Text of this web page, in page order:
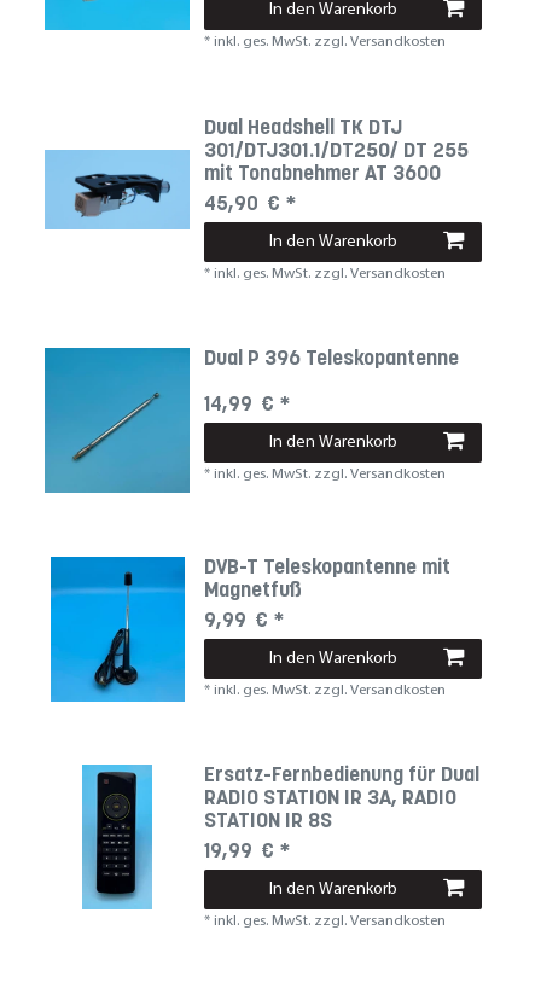
In den Warenkorb
* inkl. ges. MwSt.zzgl. Versandkosten
Dual Headshell TK DTJ
301/DTJ301.1/DT250/ DT 255
mit Tonabnehmer AT 3600
45,90 € *
In den Warenkorb
* inkl. ges. MwSt.zzgl. Versandkosten
Dual P 396 Teleskopantenne
14,99 € *
In den Warenkorb
* inkl. ges. MwSt.zzgl. Versandkosten
DVB-T Teleskopantenne mit
Magnetfuß
9,99 € *
In den Warenkorb
* inkl. ges. MwSt.zzgl. Versandkosten
Ersatz-Fernbedienung für Dual
RADIO STATION IR 3A, RADIO
STATION IR 8S
19,99 € *
In den Warenkorb
* inkl. ges. MwSt.zzgl. Versandkosten